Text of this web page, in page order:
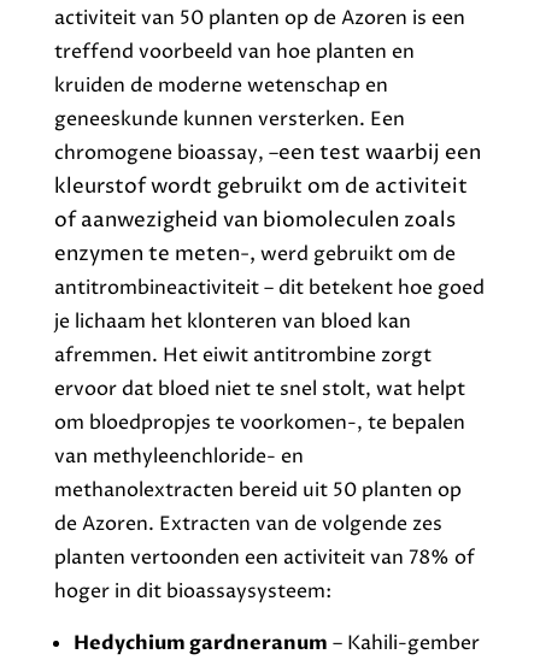
activiteit van 50 planten op de Azoren is een
treffend voorbeeld van hoe planten en
kruiden de moderne wetenschap en
geneeskunde kunnen versterken. Een
chromogene bioassay, –een test waarbij een
kleurstof wordt gebruikt om de activiteit
of aanwezigheid van biomoleculen zoals
enzymen te meten-, werd gebruikt om de
antitrombineactiviteit – dit betekent hoe goed
je lichaam het klonteren van bloed kan
afremmen. Het eiwit antitrombine zorgt
ervoor dat bloed niet te snel stolt, wat helpt
om bloedpropjes te voorkomen-, te bepalen
van methyleenchloride- en
methanolextracten bereid uit 50 planten op
de Azoren. Extracten van de volgende zes
planten vertoonden een activiteit van 78% of
hoger in dit bioassaysysteem:
Hedychium gardneranum – Kahili-gember